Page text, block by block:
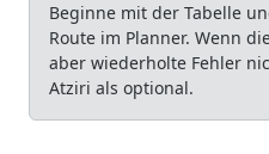
Beginne mit der Tabelle
Route im Planner. Wenn
aber wiederholte Fehler
Atziri als optional.